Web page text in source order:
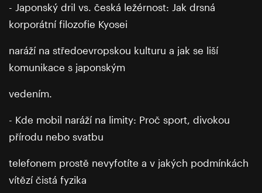
- Japonský dril vs. česká ležérnost: Jak drsná
korporátní filozofie Kyosei
naráží na středoevropskou kulturu a jak se liší
komunikace s japonským
vedením.
- Kde mobil naráží na limity: Proč sport, divokou
přírodu nebo svatbu
telefonem prostě nevyfotíte a v jakých podmínkách
vítězí čistá fyzika